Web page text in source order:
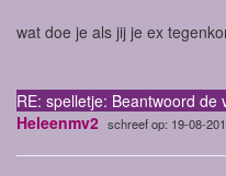
wat doe je als jij je ex
RE: spelletje: Beantwoord de
Heleenmv2 schreef op: 19-08-